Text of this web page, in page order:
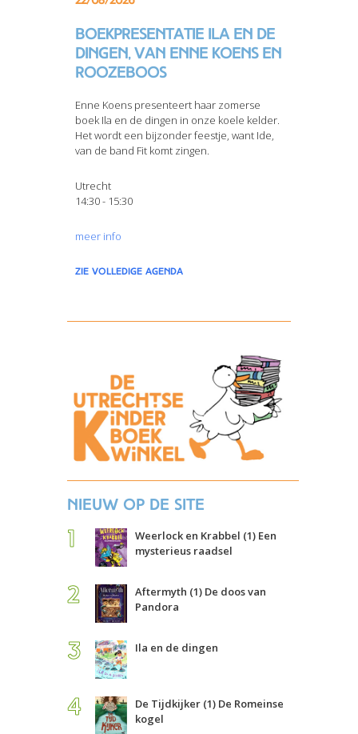
Boekpresentatie Ila en de
dingen, van Enne Koens en
Roozeboos
Enne Koens presenteert haar zomerse
boek Ila en de dingen in onze koele kelder.
Het wordt een bijzonder feestje, want Ide,
van de band Fit komt zingen.
Utrecht
14:30 - 15:30
meer info
zie volledige agenda
Nieuw op de site
Weerlock en Krabbel (1) Een
mysterieus raadsel
Aftermyth (1) De doos van
Pandora
Ila en de dingen
De Tijdkijker (1) De Romeinse
kogel